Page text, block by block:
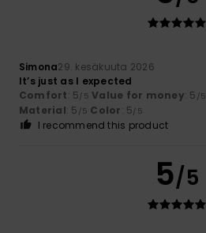
Simona29. kesäkuuta 2026
It’s just as I expected
Comfort: 5/5 Value for money: 5 /5
Material: 5 /5 Color: 5/5
I recommend this product
5/5